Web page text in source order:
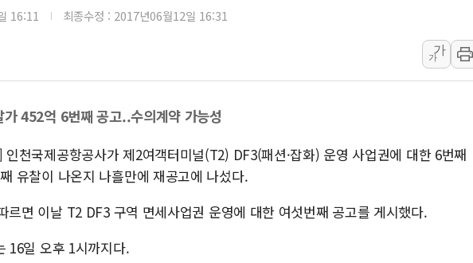
풀무원재단, '국제과
현대그린푸드 '텍사
與 "세제개편안 8월
경인고속도로서 차량
"AI가 먼저 알아채고
삼성전자, 美국립연
[인사] 국무조정실·국
한수원 "폭염 속 전력
박형수 의원 '선관위
장동혁, 李 대통령에
16:11 최종수정 : 2017년06월12일 16:31
가
가
452억 6번째 공고..수의계약 가능성
천국제공항공사가 제2여객터미널(T2) DF3(패션·잡화) 운영 사업권에 대한 6번째
유찰이 나온지 나흘만에 재공고에 나섰다.
르면 이날 T2 DF3 구역 면세사업권 운영에 대한 여섯번째 공고를 게시했다.
16일 오후 1시까지다.